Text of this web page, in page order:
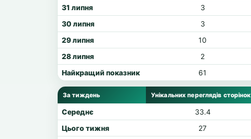
31 липня
3
30 липня
3
29 липня
10
28 липня
2
Найкращий показник
61
За тиждень Унікальних переглядів сторінок
Середнє 33.4
Цього тижня
27